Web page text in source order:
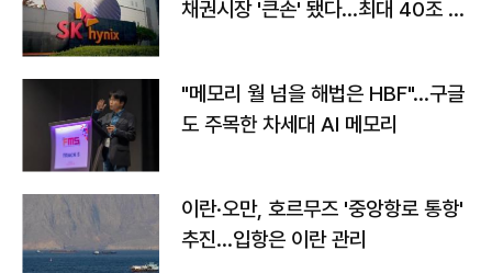
채권시장 '큰손' 됐다…최대 40조 투
"메모리 월 넘을 해법은 HBF"…구글
도 주목한 차세대 AI 메모리
이란·오만, 호르무즈 '중앙항로 통항'
추진…입항은 이란 관리